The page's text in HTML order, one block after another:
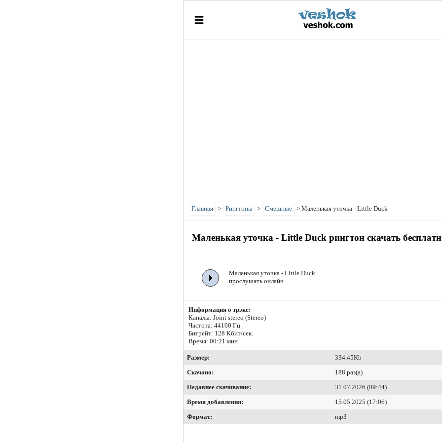
Главная > Рингтоны > Смешные > Маленькая уточка - Little Duck
Маленькая уточка - Little Duck рингтон скачать
Маленькая уточка - Little Duck
прослушать онлайн
Информация о трэке:
Каналы: Joint stereo (Stereo)
Частота: 44100 Гц
Битрейт: 128 Кбит/сек.
Время: 00:21 мин
Размер:
334.45Kb
Скачано:
188 раз(а)
Недавнее скачивание:
31.07.2026 (09:44)
Время добавления:
15.05.2025 (17:06)
Формат:
mp3